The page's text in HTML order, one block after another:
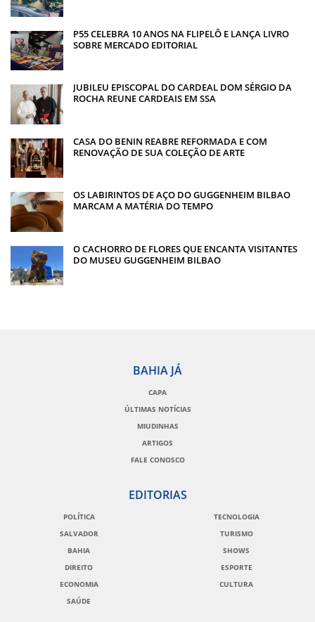
P55 CELEBRA 10 ANOS NA FLIPELÔ E LANÇA LIVRO
SOBRE MERCADO EDITORIAL
JUBILEU EPISCOPAL DO CARDEAL DOM SÉRGIO DA
ROCHA REUNE CARDEAIS EM SSA
CASA DO BENIN REABRE REFORMADA E COM
RENOVAÇÃO DE SUA COLEÇÃO DE ARTE
OS LABIRINTOS DE AÇO DO GUGGENHEIM BILBAO
MARCAM A MATÉRIA DO TEMPO
O CACHORRO DE FLORES QUE ENCANTA VISITANTES
DO MUSEU GUGGENHEIM BILBAO
BAHIA JÁ
CAPA
ÚLTIMAS NOTÍCIAS
MIUDINHAS
ARTIGOS
FALE CONOSCO
EDITORIAS
POLÍTICA
SALVADOR
BAHIA
DIREITO
ECONOMIA
SAÚDE
TECNOLOGIA
TURISMO
SHOWS
ESPORTE
CULTURA